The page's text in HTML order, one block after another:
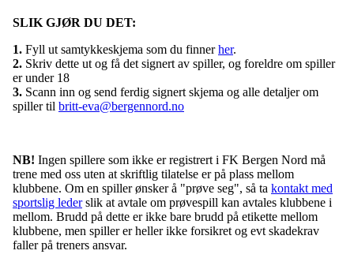
SLIK GJØR DU DET:
1. Fyll ut samtykkeskjema som du finnerher.
2. Skriv dette ut og få det signert av spiller, og foreldre om spiller
er under 18
3. Scann inn og send ferdig signert skjema og alle detaljer om
spiller til britt-eva@bergennord.no
NB! Ingen spillere som ikke er registrert i FK Bergen Nord må
trene med oss uten at skriftlig tilatelse er på plass mellom
klubbene. Om en spiller ønsker å "prøve seg", så ta kontakt med
sportslig lederslik at avtale om prøvespill kan avtales klubbene i
mellom. Brudd på dette er ikke bare brudd på etikette mellom
klubbene, men spiller er heller ikke forsikret og evt skadekrav
faller på treners ansvar.